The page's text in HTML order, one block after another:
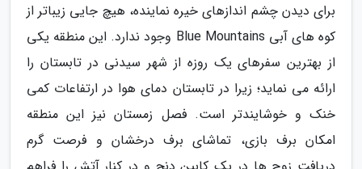
برای دیدن چشم اندازهای خیره نماینده، هیچ جایی زیباتر از
کوه های آبی Blue Mountains وجود ندارد. این منطقه یکی
از بهترین سفرهای یک روزه از شهر سیدنی در تابستان را
ارائه می نماید؛ زیرا در تابستان دمای هوا در ارتفاعات کمی
خنک و خوشایندتر است. فصل زمستان نیز این منطقه
امکان برف بازی، تماشای برف درخشان و فرصت گرم